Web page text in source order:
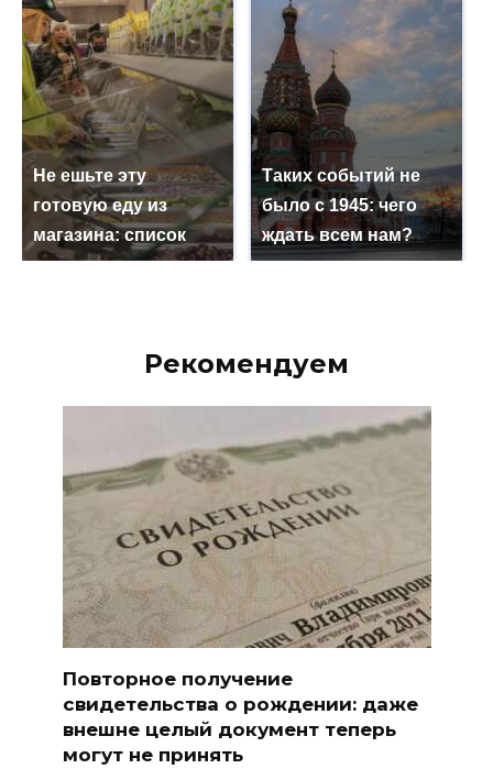
Не ешьте эту
готовую еду из
магазина: список
Таких событий не
было с 1945: чего
ждать всем нам?
Рекомендуем
Повторное получение
свидетельства о рождении: даже
внешне целый документ теперь
могут не принять